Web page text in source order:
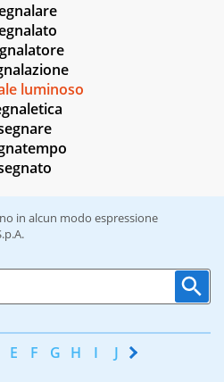
luminoso
in alcun modo espressione
E F G H I J K